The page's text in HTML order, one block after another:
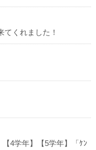
てくれました！
4学年】【5学年】「ｹﾝ